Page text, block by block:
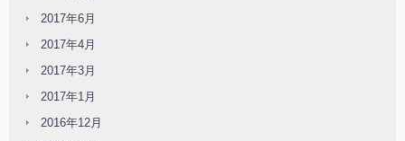
2017年6月
2017年4月
2017年3月
2017年1月
2016年12月